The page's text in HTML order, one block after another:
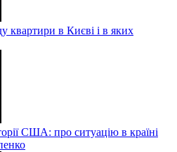
квартири в Києві і в яких
США: про ситуацію в країні